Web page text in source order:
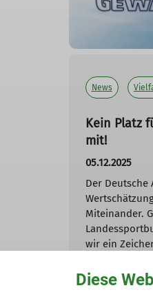
News
Kein Platz
mit!
05.12.2025
Der
Miteinander.
wir ein
mehr erfahren
Diese